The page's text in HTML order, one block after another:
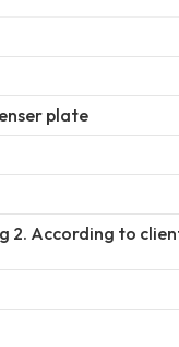
plate
2. According to